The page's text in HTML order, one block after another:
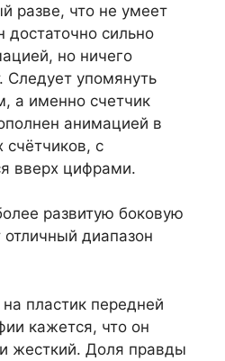
разве, что не умеет
достаточно сильно
но ничего
Следует упомянуть
а именно счетчик
анимацией в
счётчиков, с
вверх цифрами.
развитую боковую
диапазон
пластик передней
кажется, что он
жесткий. Доля правды